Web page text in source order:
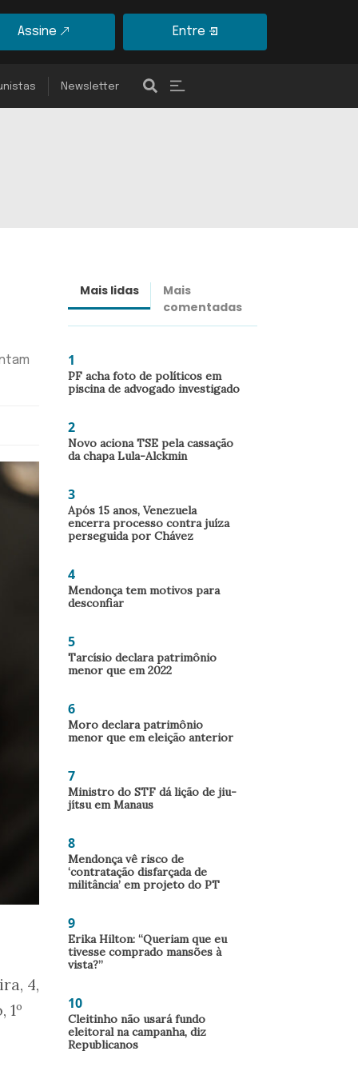
Assine Entre
Newsletter
4,
Mais lidas
Mais
comentadas
1
PF acha foto de políticos em
piscina de advogado investigado
2
Novo aciona TSE pela cassação
da chapa Lula-Alckmin
3
Após 15 anos, Venezuela
encerra processo contra juíza
perseguida por Chávez
4
Mendonça tem motivos para
desconfiar
5
Tarcísio declara patrimônio
menor que em 2022
6
Moro declara patrimônio
menor que em eleição anterior
7
Ministro do STF dá lição de jiu-
jítsu em Manaus
8
Mendonça vê risco de
‘contratação disfarçada de
militância’ em projeto do PT
9
Erika Hilton: “Queriam que eu
tivesse comprado mansões à
vista?”
10
Cleitinho não usará fundo
eleitoral na campanha, diz
Republicanos